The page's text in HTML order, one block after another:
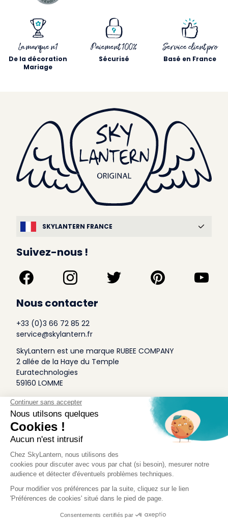
La marque n1
De la décoration
Mariage
Paiement 100%
Sécurisé
Service client pro
Basé en France
SKYLANTERN FRANCE
Suivez-nous !
Nous contacter
+33 (0)3 66 72 85 22
service@skylantern.fr
SkyLantern est une marque RUBEE COMPANY
2 allée de la Haye du Temple
Euratechnologies
59160 LOMME
A Propos
Qui sommes-nous
Conditions générales de Vente
Mentions légales
Politique Antispam
Idée Design
Skylantern Original in the UK